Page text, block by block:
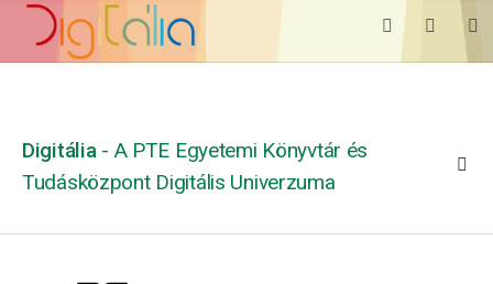
Digitália - A PTE Egyetemi Könyvtár és
Tudásközpont Digitális Univerzuma